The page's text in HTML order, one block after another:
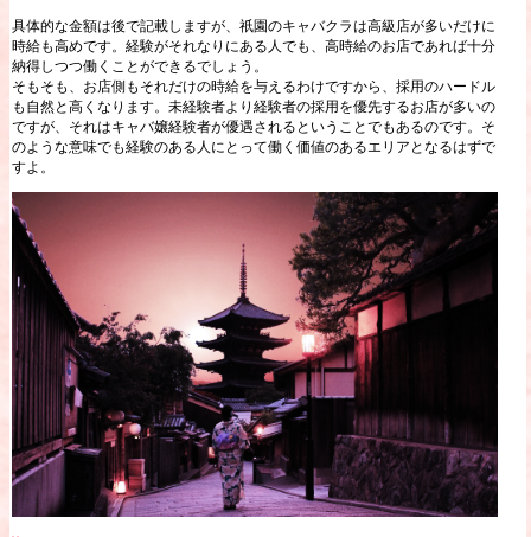
具体的な金額は後で記載しますが、祇園のキャバクラは高級店が多いだけに
時給も高めです。経験がそれなりにある人でも、高時給のお店であれば十分
納得しつつ働くことができるでしょう。
そもそも、お店側もそれだけの時給を与えるわけですから、採用のハードル
も自然と高くなります。未経験者より経験者の採用を優先するお店が多いの
ですが、それはキャバ嬢経験者が優遇されるということでもあるのです。そ
のような意味でも経験のある人にとって働く価値のあるエリアとなるはずで
すよ。